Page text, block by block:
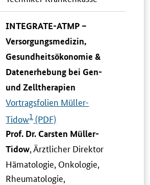
INTEGRATE-ATMP –
Versorgungsmedizin,
Gesundheitsökonomie &
Datenerhebung bei Gen-
und Zelltherapien
Vortragsfolien Müller-
Tidow1(PDF)
Prof. Dr. Carsten Müller-
Tidow, Ärztlicher Direktor
Hämatologie, Onkologie,
Rheumatologie,